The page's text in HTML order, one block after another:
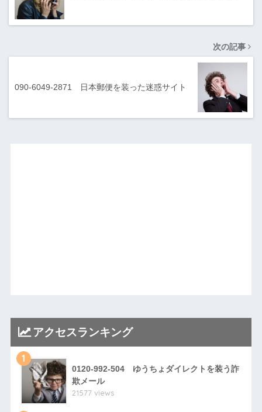
次の記事
090-6049-2871 日本郵便を装った迷惑サイト
アクセスランキング
1
0120-992-504 ゆうちょダイレクトを装う詐
欺メール
21577 views